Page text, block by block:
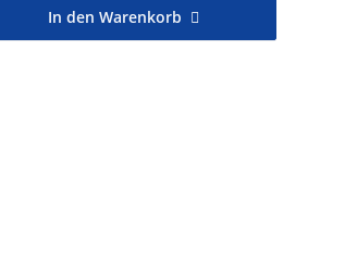
In den Warenkorb